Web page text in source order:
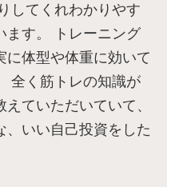
してくれわかりやす
ます。 トレーニング
に体型や体重に効いて
全く筋トレの知識が
ていただいていて、
、いい自己投資をした